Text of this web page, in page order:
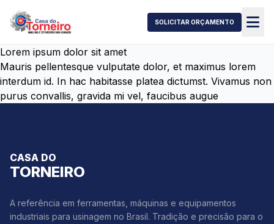
SOLICITAR ORÇAMENTO
Lorem ipsum dolor sit amet
Mauris pellentesque vulputate dolor, et maximus lorem
interdum id. In hac habitasse platea dictumst. Vivamus non
purus convallis, gravida mi vel, faucibus augue
CASA DO
TORNEIRO
A referência em ferramentas, máquinas e equipamentos
industriais para usinagem no Brasil. Tradição e precisão para o